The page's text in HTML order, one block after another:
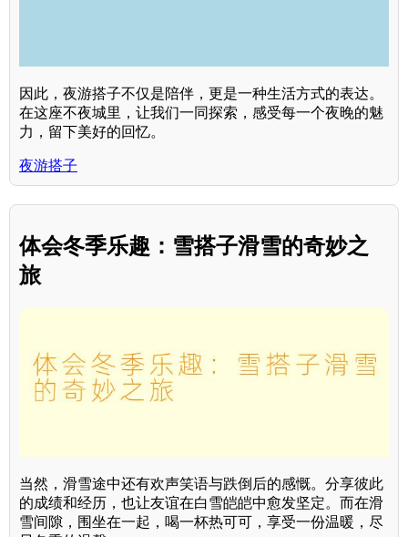
因此，夜游搭子不仅是陪伴，更是一种生活方式的表达。
在这座不夜城里，让我们一同探索，感受每一个夜晚的魅
力，留下美好的回忆。
夜游搭子
体会冬季乐趣：雪搭子滑雪的奇妙之
旅
当然，滑雪途中还有欢声笑语与跌倒后的感慨。分享彼此
的成绩和经历，也让友谊在白雪皑皑中愈发坚定。而在滑
雪间隙，围坐在一起，喝一杯热可可，享受一份温暖，尽